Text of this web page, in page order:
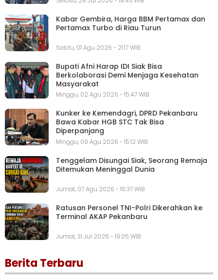
Kabar Gembira, Harga BBM Pertamax dan
Pertamax Turbo di Riau Turun
Sabtu, 01 Agu 2026 - 21:17 WIB
Bupati Afni Harap IDI Siak Bisa
Berkolaborasi Demi Menjaga Kesehatan
Masyarakat
Minggu, 02 Agu 2026 - 15:47 WIB
Kunker ke Kemendagri, DPRD Pekanbaru
Bawa Kabar HGB STC Tak Bisa
Diperpanjang
Minggu, 09 Agu 2026 - 15:12 WIB
Tenggelam Disungai Siak, Seorang Remaja
Ditemukan Meninggal Dunia
Jumat, 07 Agu 2026 - 16:37 WIB
Ratusan Personel TNI-Polri Dikerahkan ke
Terminal AKAP Pekanbaru
Jumat, 31 Jul 2026 - 19:05 WIB
Berita Terbaru